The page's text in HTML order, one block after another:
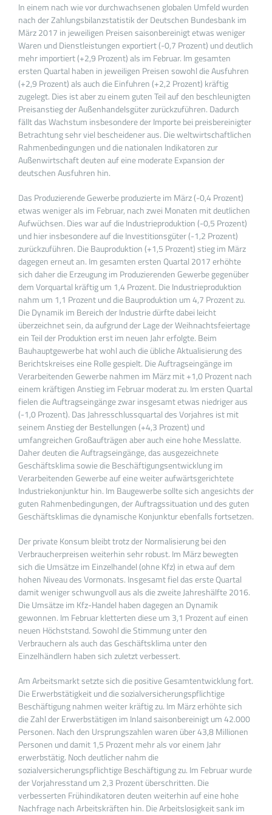
In einem nach wie vor durchwachsenen globalen Umfeld wurden
nach der Zahlungsbilanzstatistik der Deutschen Bundesbank im
März 2017 in jeweiligen Preisen saisonbereinigt etwas weniger
Waren und Dienstleistungen exportiert (-0,7 Prozent) und deutlich
mehr importiert (+2,9 Prozent) als im Februar. Im gesamten
ersten Quartal haben in jeweiligen Preisen sowohl die Ausfuhren
(+2,9 Prozent) als auch die Einfuhren (+2,2 Prozent) kräftig
zugelegt. Dies ist aber zu einem guten Teil auf den beschleunigten
Preisanstieg der Außenhandelsgüter zurückzuführen. Dadurch
fällt das Wachstum insbesondere der Importe bei preisbereinigter
Betrachtung sehr viel bescheidener aus. Die weltwirtschaftlichen
Rahmenbedingungen und die nationalen Indikatoren zur
Außenwirtschaft deuten auf eine moderate Expansion der
deutschen Ausfuhren hin.
Das Produzierende Gewerbe produzierte im März (-0,4 Prozent)
etwas weniger als im Februar, nach zwei Monaten mit deutlichen
Aufwüchsen. Dies war auf die Industrieproduktion (-0,5 Prozent)
und hier insbesondere auf die Investitionsgüter (-1,2 Prozent)
zurückzuführen. Die Bauproduktion (+1,5 Prozent) stieg im März
dagegen erneut an. Im gesamten ersten Quartal 2017 erhöhte
sich daher die Erzeugung im Produzierenden Gewerbe gegenüber
dem Vorquartal kräftig um 1,4 Prozent. Die Industrieproduktion
nahm um 1,1 Prozent und die Bauproduktion um 4,7 Prozent zu.
Die Dynamik im Bereich der Industrie dürfte dabei leicht
überzeichnet sein, da aufgrund der Lage der Weihnachtsfeiertage
ein Teil der Produktion erst im neuen Jahr erfolgte. Beim
Bauhauptgewerbe hat wohl auch die übliche Aktualisierung des
Berichtskreises eine Rolle gespielt. Die Auftragseingänge im
Verarbeitenden Gewerbe nahmen im März mit +1,0 Prozent nach
einem kräftigen Anstieg im Februar moderat zu. Im ersten Quartal
fielen die Auftragseingänge zwar insgesamt etwas niedriger aus
(-1,0 Prozent). Das Jahresschlussquartal des Vorjahres ist mit
seinem Anstieg der Bestellungen (+4,3 Prozent) und
umfangreichen Großaufträgen aber auch eine hohe Messlatte.
Daher deuten die Auftragseingänge, das ausgezeichnete
Geschäftsklima sowie die Beschäftigungsentwicklung im
Verarbeitenden Gewerbe auf eine weiter aufwärtsgerichtete
Industriekonjunktur hin. Im Baugewerbe sollte sich angesichts der
guten Rahmenbedingungen, der Auftragssituation und des guten
Geschäftsklimas die dynamische Konjunktur ebenfalls fortsetzen.
Der private Konsum bleibt trotz der Normalisierung bei den
Verbraucherpreisen weiterhin sehr robust. Im März bewegten
sich die Umsätze im Einzelhandel (ohne Kfz) in etwa auf dem
hohen Niveau des Vormonats. Insgesamt fiel das erste Quartal
damit weniger schwungvoll aus als die zweite Jahreshälfte 2016.
Die Umsätze im Kfz-Handel haben dagegen an Dynamik
gewonnen. Im Februar kletterten diese um 3,1 Prozent auf einen
neuen Höchststand. Sowohl die Stimmung unter den
Verbrauchern als auch das Geschäftsklima unter den
Einzelhändlern haben sich zuletzt verbessert.
Am Arbeitsmarkt setzte sich die positive Gesamtentwicklung fort.
Die Erwerbstätigkeit und die sozialversicherungspflichtige
Beschäftigung nahmen weiter kräftig zu. Im März erhöhte sich
die Zahl der Erwerbstätigen im Inland saisonbereinigt um 42.000
Personen. Nach den Ursprungszahlen waren über 43,8 Millionen
Personen und damit 1,5 Prozent mehr als vor einem Jahr
erwerbstätig. Noch deutlicher nahm die
sozialversicherungspflichtige Beschäftigung zu. Im Februar wurde
der Vorjahresstand um 2,3 Prozent überschritten. Die
verbesserten Frühindikatoren deuten weiterhin auf eine hohe
Nachfrage nach Arbeitskräften hin. Die Arbeitslosigkeit sank im